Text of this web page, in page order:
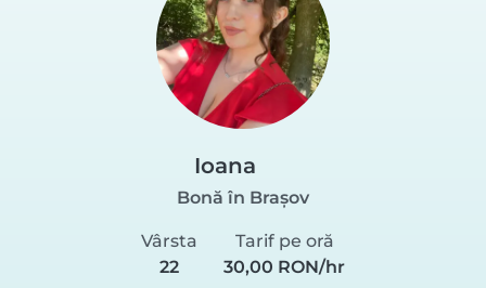
Ioana
Bonă în Brașov
Vârsta
22
Tarif pe oră
30,00 RON/hr